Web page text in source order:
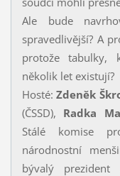
Ale bude
spravedlivější? A
protože tabulky,
několik let existují?
Hosté:Zdeněk
(ČSSD), Radka
Stálé komise
národnostní
bývalý prezident